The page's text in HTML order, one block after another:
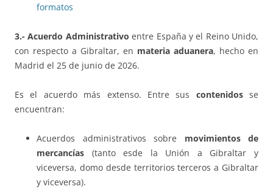
formatos
3.- Acuerdo Administrativo entre España y el Reino Unido,
con respecto a Gibraltar, en materia aduanera, hecho en
Madrid el 25 de junio de 2026.
Es el acuerdo más extenso. Entre sus contenidosse
encuentran:
Acuerdos administrativos sobre movimientos de
mercancías (tanto esde la Unión a Gibraltar y
viceversa, domo desde territorios terceros a Gibraltar
y viceversa).